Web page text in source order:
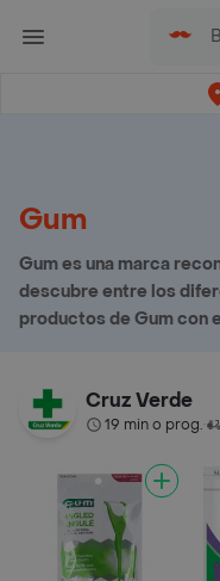
Gum
Gum es una marca
descubre entre los
productos de Gum con
Cruz Verde
19 min o prog.•